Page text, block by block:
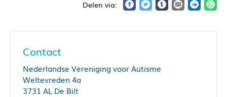
Contact
Nederlandse Vereniging voor Autisme
Weltevreden 4a
3731 AL De Bilt